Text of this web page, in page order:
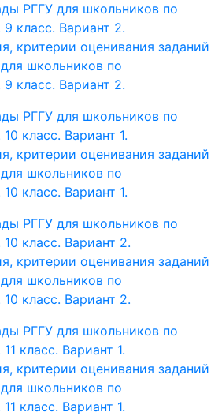
РГГУ для школьников по
класс. Вариант 2.
критерии оценивания заданий
школьников по
класс. Вариант 2.
РГГУ для школьников по
класс. Вариант 1.
критерии оценивания заданий
школьников по
класс. Вариант 1.
РГГУ для школьников по
класс. Вариант 2.
критерии оценивания заданий
школьников по
класс. Вариант 2.
РГГУ для школьников по
класс. Вариант 1.
критерии оценивания заданий
школьников по
класс. Вариант 1.